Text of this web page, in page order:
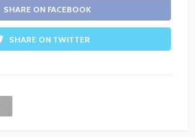
SHARE ON FACEBOOK
SHARE ON TWITTER